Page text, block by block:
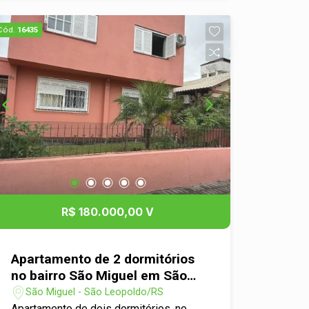
de vida.
16435
R$ 180.000,00 V
Apartamento de 2 dormitórios
no bairro São Miguel em São
Leopoldo
São Miguel - São Leopoldo/RS